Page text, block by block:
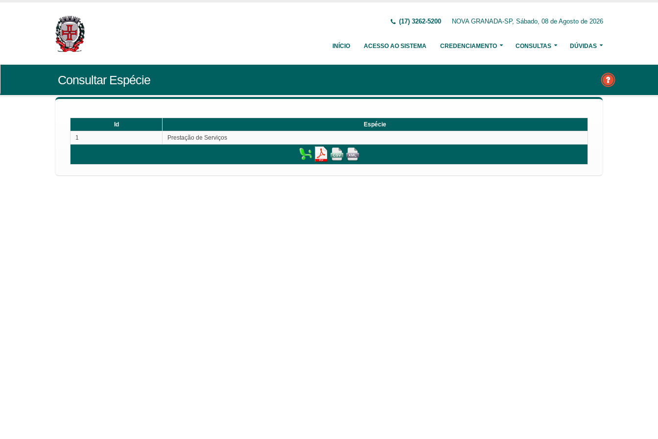
(17) 3262-5200 NOVA GRANADA-SP, Sábado, 08 de Agosto de 2026
INÍCIO ACESSO AO SISTEMA CREDENCIAMENTO CONSULTAS DÚVIDAS
Consultar Espécie
Id
Espécie
1
Prestação de Serviços